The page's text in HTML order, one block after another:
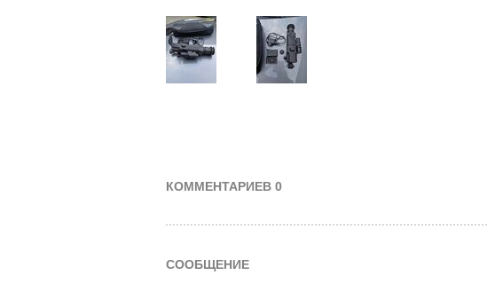
КОММЕНТАРИЕВ 0
СООБЩЕНИЕ